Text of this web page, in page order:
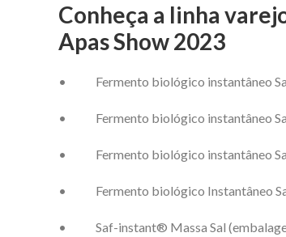
Conheça a linha
Apas Show 2023
• Fermento biológico instantâneo
• Fermento biológico instantâneo
• Fermento biológico instantâneo
• Fermento biológico Instantâneo
• Saf-instant® Massa Sal (embalagem